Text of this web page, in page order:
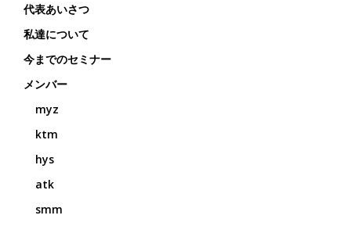
代表あいさつ
私達について
今までのセミナー
メンバー
myz
ktm
hys
atk
smm